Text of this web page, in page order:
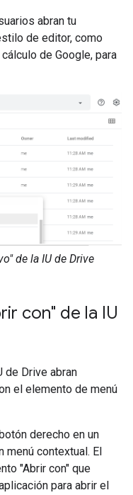
abran tu
de editor, como
de Google, para
de la IU de Drive
con" de la IU
de Drive abran
el elemento de menú
derecho en un
menú contextual. El
"Abrir con" que
para abrir el